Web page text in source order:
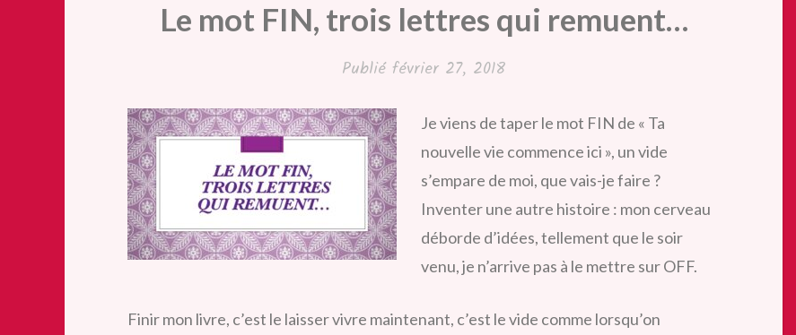
Le mot FIN, trois lettres qui remuent…
Publié février 27, 2018
Je viens de taper le mot FIN de « Ta
nouvelle vie commence ici », un vide
s’empare de moi, que vais-je faire ?
Inventer une autre histoire : mon cerveau
déborde d’idées, tellement que le soir
venu, je n’arrive pas à le mettre sur OFF.
Finir mon livre, c’est le laisser vivre maintenant, c’est le vide comme lorsqu’on